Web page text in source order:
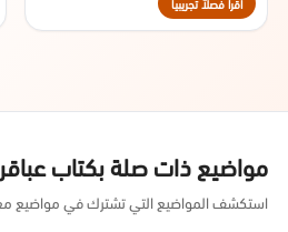
مواضيع ذات صلة بكتاب
استكشف المواضيع التي تشترك في مواضيع مع